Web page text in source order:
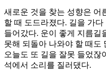
새로운 것을 찾는 성향은 어
할 때 도드라졌다. 길을 가
들어갔다. 운이 좋게 지름길
못해 되돌아 나와야 할 때도
오늘도 또 길을 잘못 들었잖
석에서 소리를 질러댔다.